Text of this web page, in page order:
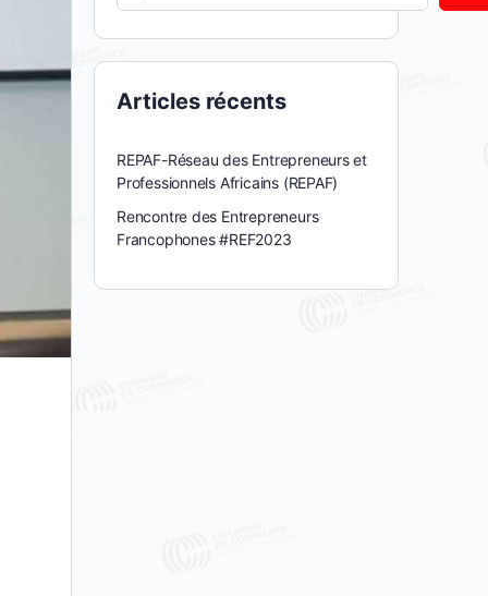
Articles récents
REPAF-Réseau des Entrepreneurs et
Professionnels Africains (REPAF)
Rencontre des Entrepreneurs
Francophones #REF2023